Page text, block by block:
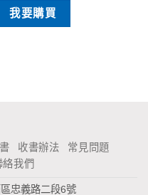
我要購買
收書辦法
常見問題
絡我們
忠義路二段6號